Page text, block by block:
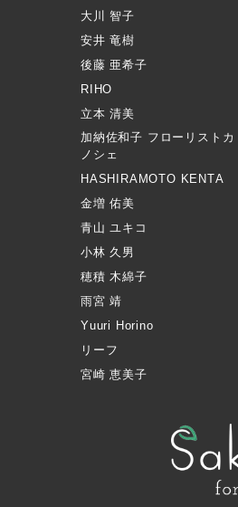
大川 智子
安井 竜樹
後藤 亜希子
RIHO
立本 清美
加納佐和子 フローリストカ
ノシェ
HASHIRAMOTO KENTA
金増 佑美
青山 ユキコ
小林 久男
穂積 木綿子
雨宮 靖
Yuuri Horino
リーフ
宮崎 恵美子